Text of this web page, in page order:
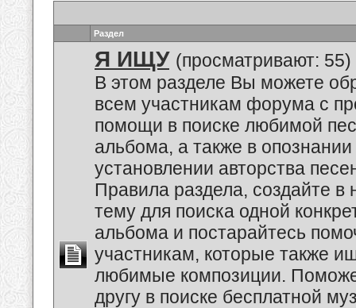
Раздел
Я ИЩУ (просматривают: 55)
В этом разделе Вы можете
всем участникам форума с
помощи в поиске любимой
альбома, а также в опознании
установлении авторства
Правила раздела, создайте в
тему для поиска одной
альбома и постарайтесь
участникам, которые также
любимые композиции.
другу в поиске бесплатной